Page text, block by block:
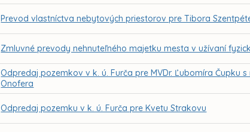
Prevod vlastníctva nebytových priestorov pre Tibora
Zmluvné prevody nehnuteľného majetku mesta v užívaní
Odpredaj pozemkov v k. ú. Furča pre MVDr. Ľubomíra Čupku
Onofera
Odpredaj pozemku v k. ú. Furča pre Kvetu Strakovu